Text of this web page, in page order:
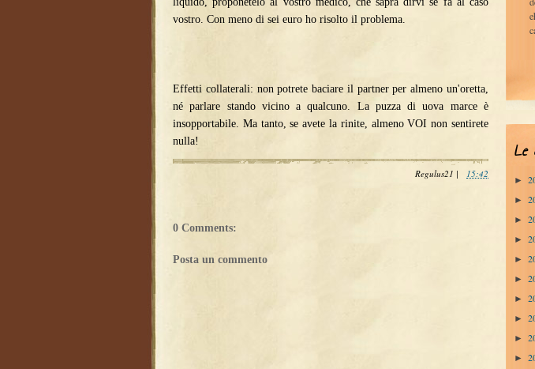
vostro. Con meno di sei euro ho risolto il problema.
Effetti collaterali: non potrete baciare il partner per almeno un'oretta,
né parlare stando vicino a qualcuno. La puzza di uova marce è
insopportabile. Ma tanto, se avete la rinite, almeno VOI non sentirete
nulla!
Regulus21 | 15:42
0 Comments:
Posta un commento
Le
►
►
►
►
►
►
►
►
►
►